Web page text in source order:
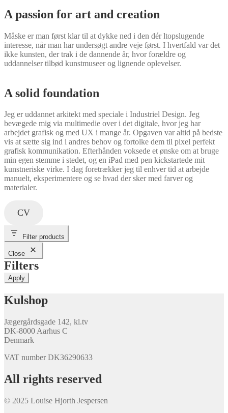
A passion for art and creation
Måske er man først klar til at dykke ned i den dér ltopslugende
interesse, når man har undersøgt andre veje først. I hvertfald var det
ikke kunsten, der trak i de dannende år, hvor forældre og
uddannelser tilbød kunstmuseer og lignende oplevelser.
A solid foundation
Jeg er uddannet arkitekt med speciale i Industriel Design. Jeg
bevægede mig via multimedie over i det digitale, hvor jeg har
arbejdet grafisk og med UX i mange år. Opgaven var altid på bedste
vis at sætte sig ind i andres behov og fortolke dem til pixel perfekt
grafisk kommunikation. Efterhånden voksede et ønske om at bruge
min egen stemme i stedet, og en iPad med pen kickstartede mit
kunstneriske virke. I dag foretrækker jeg til enhver tid at arbejde
manuelt, eksperimentere og se hvad der sker med farver og
materialer.
CV
Filter products
Close
Filters
Apply
Kulshop
Jægergårdsgade 142, kl.tv
DK-8000 Aarhus C
Denmark
VAT number DK36290633
All rights reserved
© 2025 Louise Hjorth Jespersen